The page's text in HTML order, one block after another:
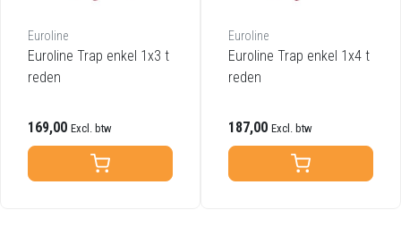
Euroline
Euroline Trap enkel 1x3 t
reden
169,00 Excl. btw
Euroline
Euroline Trap enkel 1x4 t
reden
187,00 Excl. btw